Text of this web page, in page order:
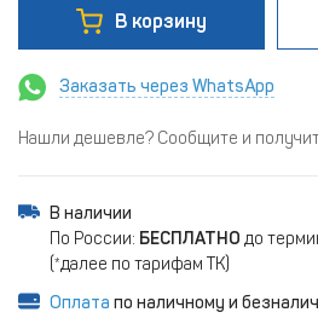
В корзину
Заказать через WhatsApp
Нашли дешевле? Сообщите и
В наличии
По России: БЕСПЛАТНО до
(*далее по тарифам ТК)
Оплата по наличному и